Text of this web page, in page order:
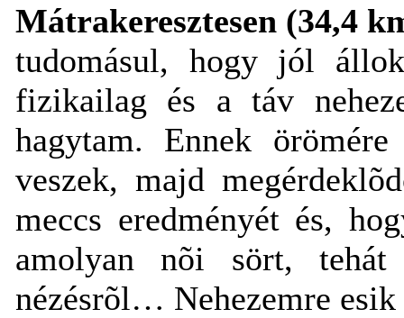
Mátrakeresztesen (34,4
tudomásul, hogy jól
fizikailag és a táv
hagytam. Ennek
veszek, majd
meccs eredményét és,
amolyan nõi sört,
nézésrõl… Nehezemre